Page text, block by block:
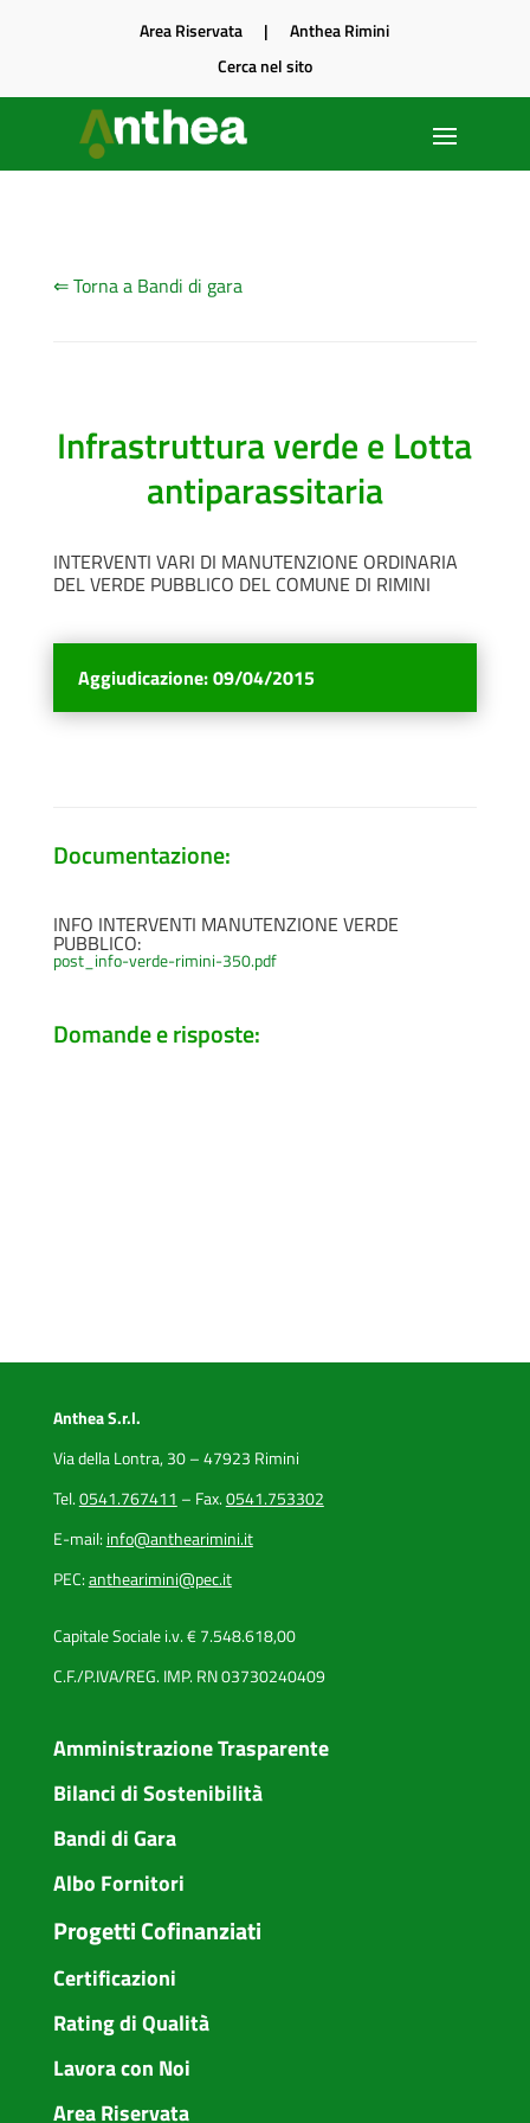
Area Riservata |Anthea Rimini
Cerca nel sito
⇐ Torna a Bandi di gara
Infrastruttura verde e Lotta
antiparassitaria
INTERVENTI VARI DI MANUTENZIONE ORDINARIA
DEL VERDE PUBBLICO DEL COMUNE DI RIMINI
Aggiudicazione:09/04/2015
Documentazione:
INFO INTERVENTI MANUTENZIONE VERDE
PUBBLICO:
post_info-verde-rimini-350.pdf
Domande e risposte:
Anthea S.r.l.
Via della Lontra, 30 – 47923 Rimini
Tel.0541.767411 – Fax.0541.753302
E-mail: info@anthearimini.it
PEC:anthearimini@pec.it
Capitale Sociale i.v. € 7.548.618,00
C.F./P.IVA/REG. IMP. RN 03730240409
Amministrazione Trasparente
Bilanci di Sostenibilità
Bandi di Gara
Albo Fornitori
Progetti Cofinanziati
Certificazioni
Rating di Qualità
Lavora con Noi
Area Riservata